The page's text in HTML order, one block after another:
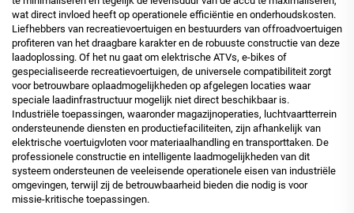
wat direct invloed heeft op operationele efficiëntie en onderhoudskosten.
Liefhebbers van recreatievoertuigen en bestuurders van offroadvoertuigen
profiteren van het draagbare karakter en de robuuste constructie van deze
laadoplossing. Of het nu gaat om elektrische ATVs, e-bikes of
gespecialiseerde recreatievoertuigen, de universele compatibiliteit zorgt
voor betrouwbare oplaadmogelijkheden op afgelegen locaties waar
speciale laadinfrastructuur mogelijk niet direct beschikbaar is.
Industriële toepassingen, waaronder magazijnoperaties, luchtvaartterrein
ondersteunende diensten en productiefaciliteiten, zijn afhankelijk van
elektrische voertuigvloten voor materiaalhandling en transporttaken. De
professionele constructie en intelligente laadmogelijkheden van dit
systeem ondersteunen de veeleisende operationele eisen van industriële
omgevingen, terwijl zij de betrouwbaarheid bieden die nodig is voor
missie-kritische toepassingen.